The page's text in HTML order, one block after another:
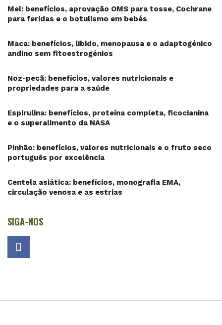
Mel: benefícios, aprovação OMS para tosse, Cochrane
para feridas e o botulismo em bebés
Maca: benefícios, libido, menopausa e o adaptogénico
andino sem fitoestrogénios
Noz-pecã: benefícios, valores nutricionais e
propriedades para a saúde
Espirulina: benefícios, proteína completa, ficocianina
e o superalimento da NASA
Pinhão: benefícios, valores nutricionais e o fruto seco
português por excelência
Centela asiática: benefícios, monografia EMA,
circulação venosa e as estrias
SIGA-NOS